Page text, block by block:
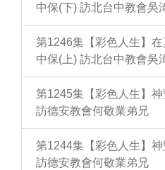
中保(下) 訪北台中教會吳
第1246集【彩色人生】
中保(上) 訪北台中教會吳
第1245集【彩色人生】
訪德安教會何敬業弟兄
第1244集【彩色人生】
訪德安教會何敬業弟兄